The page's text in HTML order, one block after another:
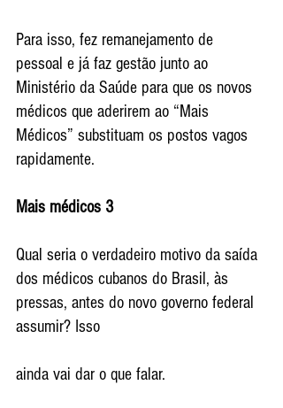
Para isso, fez remanejamento de
pessoal e já faz gestão junto ao
Ministério da Saúde para que os novos
médicos que aderirem ao “Mais
Médicos” substituam os postos vagos
rapidamente.
Mais médicos 3
Qual seria o verdadeiro motivo da saída
dos médicos cubanos do Brasil, às
pressas, antes do novo governo federal
assumir? Isso
ainda vai dar o que falar.